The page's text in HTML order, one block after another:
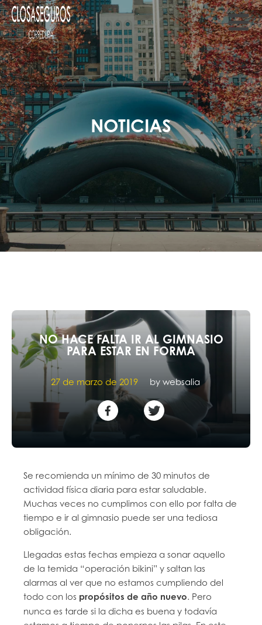
NOTICIAS
NO HACE FALTA IR AL GIMNASIO
PARA ESTAR EN FORMA
27 de marzo de 2019 by websalia
Se recomienda un mínimo de 30 minutos de
actividad física diaria para estar saludable.
Muchas veces no cumplimos con ello por falta de
tiempo e ir al gimnasio puede ser una tediosa
obligación.
Llegadas estas fechas empieza a sonar aquello
de la temida “operación bikini” y saltan las
alarmas al ver que no estamos cumpliendo del
todo con los propósitos de año nuevo. Pero
nunca es tarde si la dicha es buena y todavía